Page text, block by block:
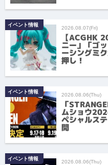
イベント情報 2026.08.07(Fri)
【ACGHK
ニー」「ゴ
ーシングミ
押し！
イベント情報 2026.08.06(Thu)
「
ムショウ
ペシャルス
開
イベント情報 2026.08.06(Thu)